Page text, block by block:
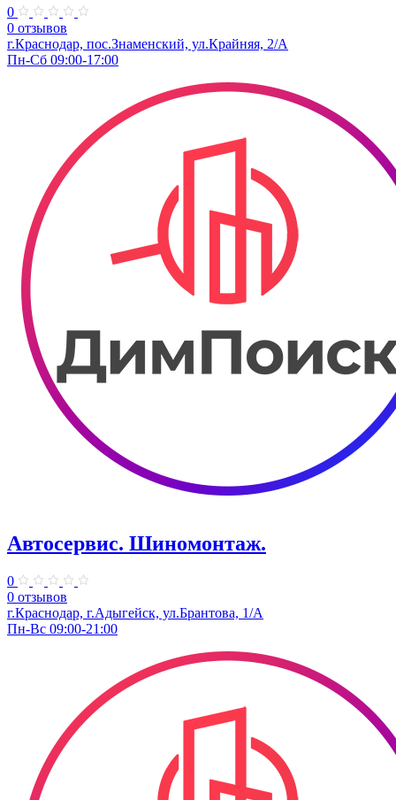
0
0 отзывов
г.Краснодар, пос.Знаменский, ул.Крайняя, 2/А
Пн-Сб 09:00-17:00
Автосервис. Шиномонтаж.
0
0 отзывов
г.Краснодар, г.Адыгейск, ул.Брантова, 1/А
Пн-Вс 09:00-21:00